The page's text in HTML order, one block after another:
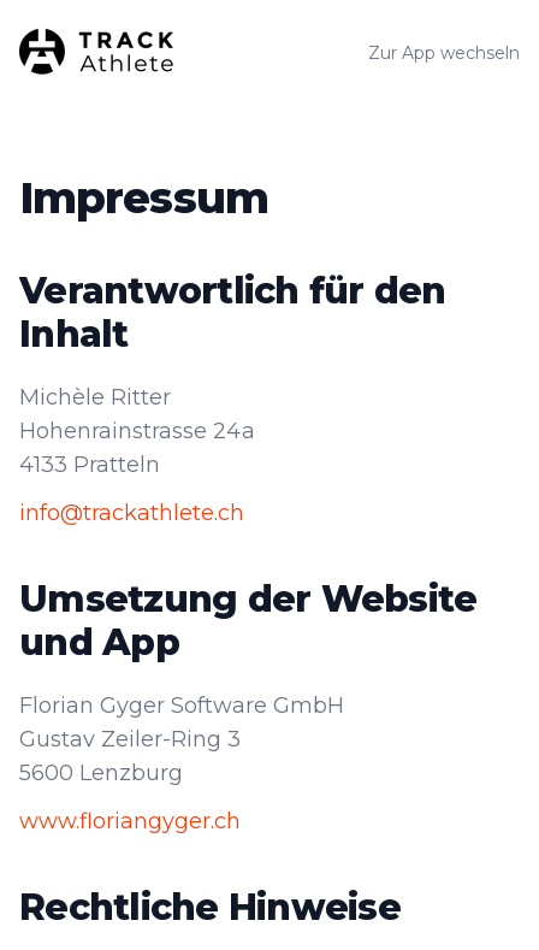
TrackAthlete Zur App wechseln
Impressum
Verantwortlich für den
Inhalt
Michèle Ritter
Hohenrainstrasse 24a
4133 Pratteln
info@trackathlete.ch
Umsetzung der Website
und App
Florian Gyger Software GmbH
Gustav Zeiler-Ring 3
5600 Lenzburg
www.floriangyger.ch
Rechtliche Hinweise